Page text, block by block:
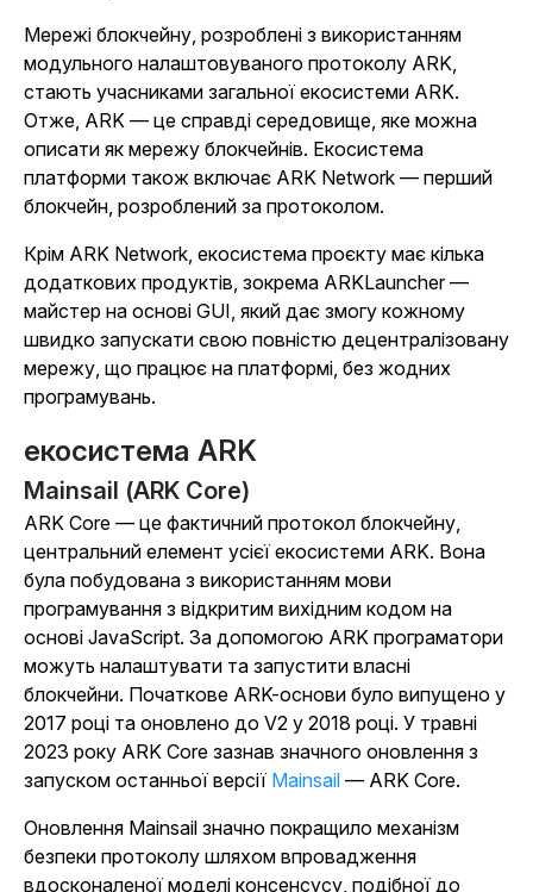
Мережі блокчейну, розроблені з використанням
модульного налаштовуваного протоколу ARK,
стають учасниками загальної екосистеми ARK.
Отже, ARK — це справді середовище, яке можна
описати як мережу блокчейнів. Екосистема
платформи також включає ARK Network — перший
блокчейн, розроблений за протоколом.
Крім ARK Network, екосистема проєкту має кілька
додаткових продуктів, зокрема ARKLauncher —
майстер на основі GUI, який дає змогу кожному
швидко запускати свою повністю децентралізовану
мережу, що працює на платформі, без жодних
програмувань.
екосистема ARK
Mainsail (ARK Core)
ARK Core — це фактичний протокол блокчейну,
центральний елемент усієї екосистеми ARK. Вона
була побудована з використанням мови
програмування з відкритим вихідним кодом на
основі JavaScript. За допомогою ARK програматори
можуть налаштувати та запустити власні
блокчейни. Початкове ARK-основи було випущено у
2017 році та оновлено до V2 у 2018 році. У травні
2023 року ARK Core зазнав значного оновлення з
запуском останньої версії Mainsail — ARK Core.
Оновлення Mainsail значно покращило механізм
безпеки протоколу шляхом впровадження
вдосконаленої моделі консенсусу, подібної до